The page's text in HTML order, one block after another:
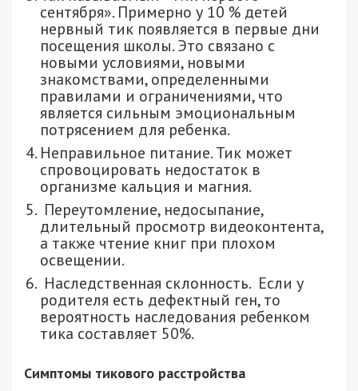
сентября». Примерно у 10 % детей
нервный тик появляется в первые дни
посещения школы. Это связано с
новыми условиями, новыми
знакомствами, определенными
правилами и ограничениями, что
является сильным эмоциональным
потрясением для ребенка.
Неправильное питание. Тик может
спровоцировать недостаток в
организме кальция и магния.
Переутомление, недосыпание,
длительный просмотр видеоконтента,
а также чтение книг при плохом
освещении.
Наследственная склонность. Если у
родителя есть дефектный ген, то
вероятность наследования ребенком
тика составляет 50%.
Симптомы тикового расстройства